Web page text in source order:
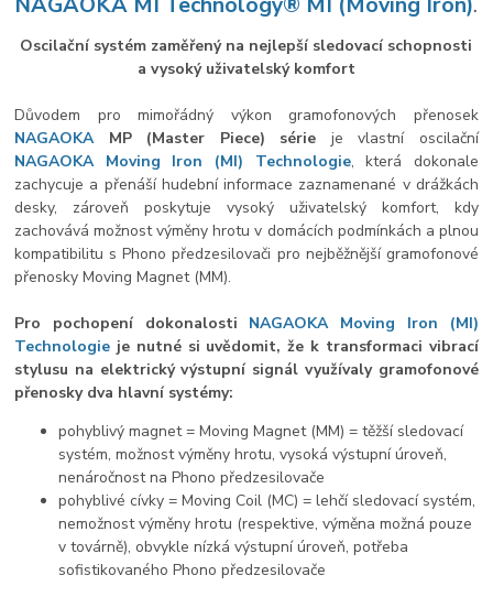
Oscilační systém zaměřený na nejlepší sledovací schopnosti
a vysoký uživatelský komfort
Důvodem pro mimořádný výkon gramofonových přenosek
NAGAOKA
MP (Master Piece) série je vlastní oscilační
NAGAOKA Moving Iron (MI) Technologie, která dokonale
zachycuje a přenáší hudební informace zaznamenané v drážkách
desky, zároveň poskytuje vysoký uživatelský komfort, kdy
zachovává možnost výměny hrotu v domácích podmínkách a plnou
kompatibilitu s Phono předzesilovači pro nejběžnější gramofonové
přenosky Moving Magnet (MM).
Pro pochopení dokonalosti NAGAOKA
Moving Iron (MI)
Technologie je nutné si uvědomit, že k transformaci vibrací
stylusu na elektrický výstupní signál využívaly gramofonové
přenosky dva hlavní systémy:
pohyblivý magnet = Moving Magnet (MM) = těžší sledovací
systém, možnost výměny hrotu, vysoká výstupní úroveň,
nenáročnost na Phono předzesilovače
pohyblivé cívky = Moving Coil (MC) = lehčí sledovací systém,
nemožnost výměny hrotu (respektive, výměna možná pouze
v továrně), obvykle nízká výstupní úroveň, potřeba
sofistikovaného Phono předzesilovače